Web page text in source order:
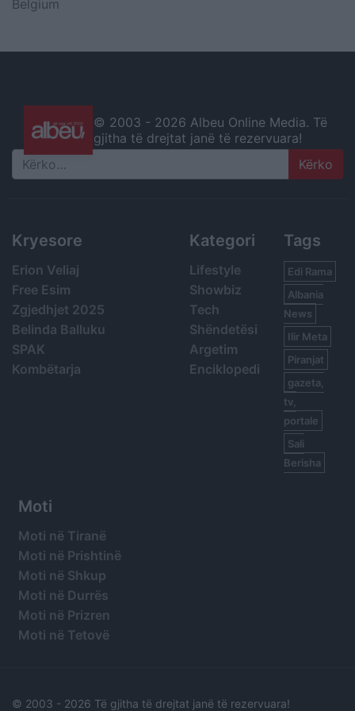
Belgium
© 2003 - 2026 Albeu Online Media. Të
gjitha të drejtat janë të rezervuara!
Search
Kryesore
Erion Veliaj
Free Esim
Zgjedhjet 2025
Belinda Balluku
SPAK
Kombëtarja
Kategori
Lifestyle
Showbiz
Tech
Shëndetësi
Argetim
Enciklopedi
Tags
Edi Rama
Albania
News
Ilir Meta
Piranjat
gazeta,
tv,
portale
Sali
Berisha
Moti
Moti në Tiranë
Moti në Prishtinë
Moti në Shkup
Moti në Durrës
Moti në Prizren
Moti në Tetovë
© 2003 - 2026 Të gjitha të drejtat janë të rezervuara!